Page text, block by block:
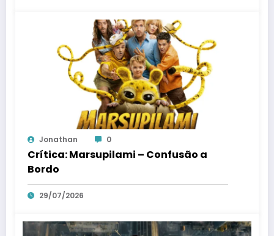
Jonathan 0
Crítica: Marsupilami – Confusão a
Bordo
29/07/2026